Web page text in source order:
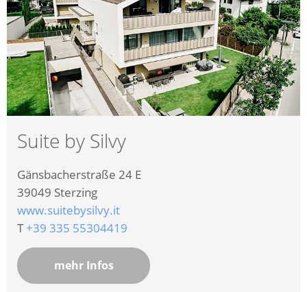
Suite by Silvy
Gänsbacherstraße 24 E
39049 Sterzing
www.suitebysilvy.it
T+39 335 55304419
mehr Infos